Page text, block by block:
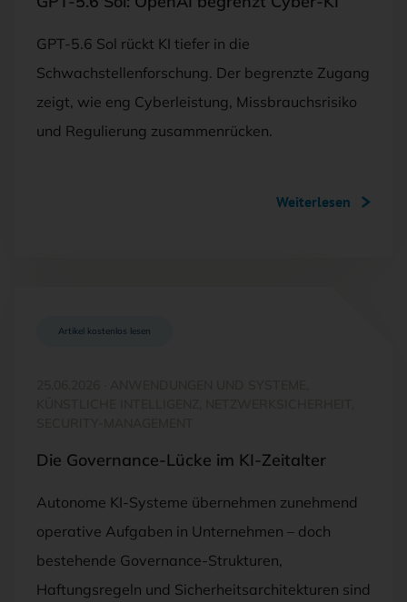
GPT-5.6 Sol rückt KI tiefer in die
Schwachstellenforschung. Der begrenzte Zugang
zeigt, wie eng Cyberleistung, Missbrauchsrisiko
und Regulierung zusammenrücken.
Weiterlesen
Artikel kostenlos lesen
Die Governance-Lücke im KI-Zeitalter
Autonome KI-Systeme übernehmen zunehmend
operative Aufgaben in Unternehmen – doch
bestehende Governance-Strukturen,
Haftungsregeln und Sicherheitsarchitekturen sind